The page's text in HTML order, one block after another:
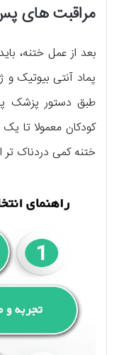
مراقبت های
بعد از عمل ختنه،
پماد آنتی بیوتیک
طبق دستور پزشک
کودکان معمولا تا یک
ختنه کمی دردناک